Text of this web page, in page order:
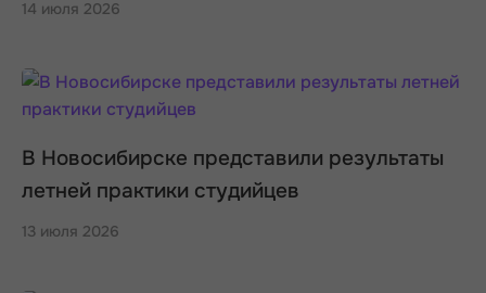
14 июля 2026
В Новосибирске представили результаты
летней практики студийцев
13 июля 2026